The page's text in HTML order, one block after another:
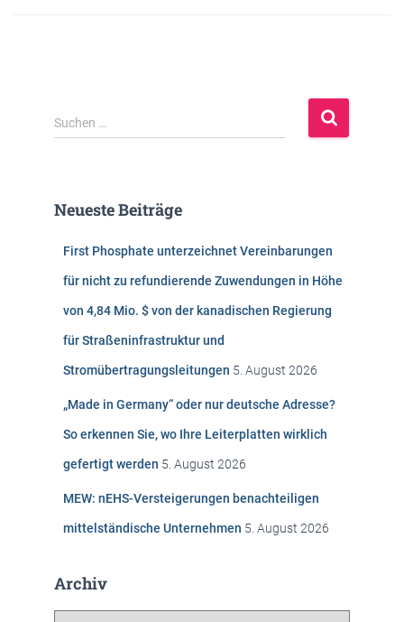
S
u
n
Suchen …
Neueste Beiträge
First Phosphate unterzeichnet Vereinbarungen
für nicht zu refundierende Zuwendungen in Höhe
von 4,84 Mio. $ von der kanadischen Regierung
für Straßeninfrastruktur und
Stromübertragungsleitungen 5. August 2026
„Made in Germany“ oder nur deutsche Adresse?
So erkennen Sie, wo Ihre Leiterplatten wirklich
gefertigt werden 5. August 2026
MEW: nEHS-Versteigerungen benachteiligen
mittelständische Unternehmen 5. August 2026
Archiv